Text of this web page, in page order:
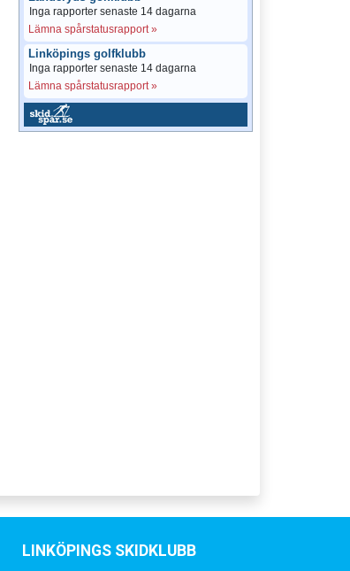
Inga rapporter senaste 14 dagarna
Lämna spårstatusrapport »
Linköpings golfklubb
Inga rapporter senaste 14 dagarna
Lämna spårstatusrapport »
LINKÖPINGS SKIDKLUBB